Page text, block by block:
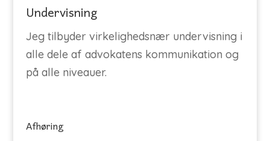
Undervisning
Jeg tilbyder virkelighedsnær undervisning i
alle dele af advokatens kommunikation og
på alle niveauer.
Afhøring